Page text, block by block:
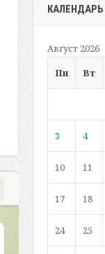
КАЛЕНДАРЬ
Август 2026
Пн
Вт
3 4
10 11
17 18
24 25